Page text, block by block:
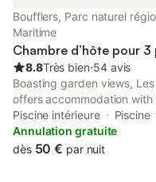
Boufflers, Parc naturel
Maritime
Chambre d’hôte pour 3
8.8Très bien⋅54 avis
Boasting garden views,
offers accommodation
barbecue facilities, around
Berck Train Station.
Piscine intérieure Piscine
Annulation gratuite
dès 50 € par nuit